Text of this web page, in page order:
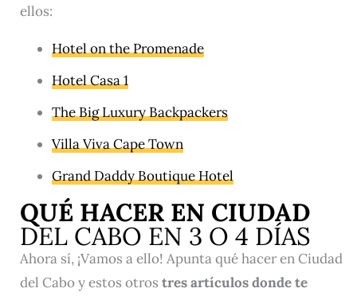
ellos:
Hotel on the Promenade
Hotel Casa 1
The Big Luxury Backpackers
Villa Viva Cape Town
Grand Daddy Boutique Hotel
QUÉ HACER EN CIUDAD
DEL CABO EN 3 O 4 DÍAS
Ahora sí, ¡Vamos a ello! Apunta qué hacer en Ciudad
del Cabo y estos otros tres artículos donde te